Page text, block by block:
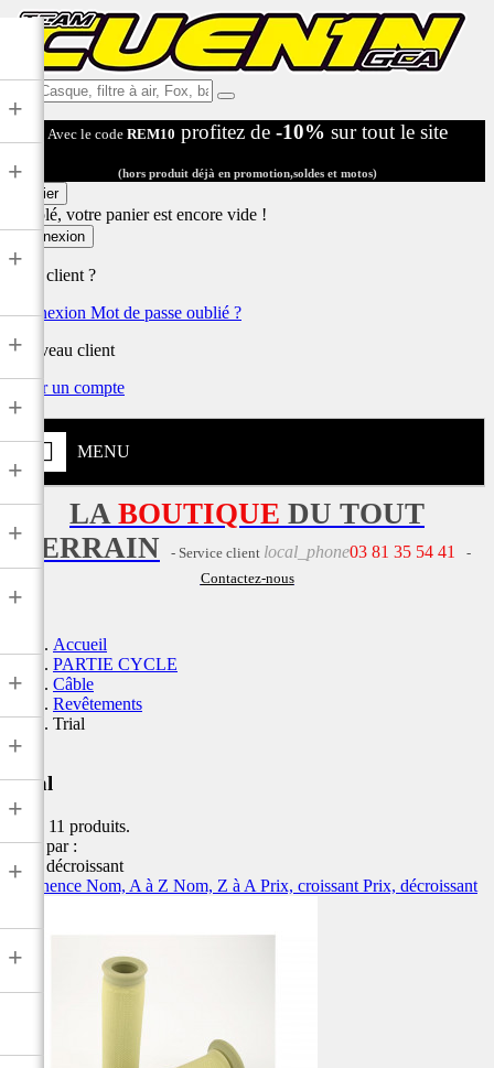
Ex:
Casque,
filtre
air,
Fox,
...
Avec le code REM10 profitez de -10% sur tout le site
(hors produit déjà en promotion,soldes et motos)
Panier
Désolé, votre panier est encore vide !
Connexion
Déjà client ?
Connexion Mot de passe oublié ?
Nouveau client
Créer un compte
MENU
+
+
+
+
+
+
+
+
+
+
+
+
+
LA BOUTIQUE DU TOUT
TERRAIN
- Service client local_phone03 81 35 54 41
-
Contactez-nous
Accueil
PARTIE CYCLE
Câble
Revêtements
Trial
Trial
Il y a 11 produits.
Trier par :
Prix, décroissant
Pertinence Nom, A à Z Nom, Z à A Prix, croissant Prix, décroissant